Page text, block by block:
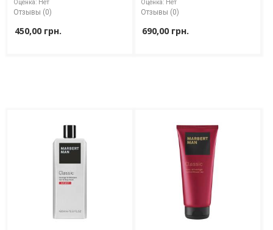
Оценка: Нет
Отзывы (0)
450,00 грн.
Оценка: Нет
Отзывы (0)
690,00 грн.